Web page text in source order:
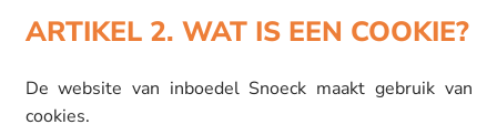
ARTIKEL 2. WAT IS EEN COOKIE?
De website van inboedel Snoeck maakt gebruik van
cookies.